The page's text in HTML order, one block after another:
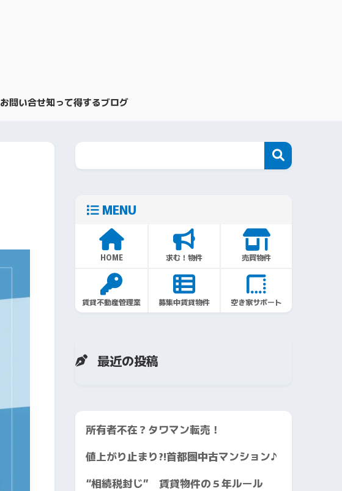
お問い合せ知って得するブログ
MENU
HOME 求む！物件 売買物件
賃貸不動産管理業 募集中賃貸物件 空き家サポート
最近の投稿
所有者不在？タワマン転売！
値上がり止まり?!首都圏中古マンション♪
“相続税封じ” 賃貸物件の５年ルール